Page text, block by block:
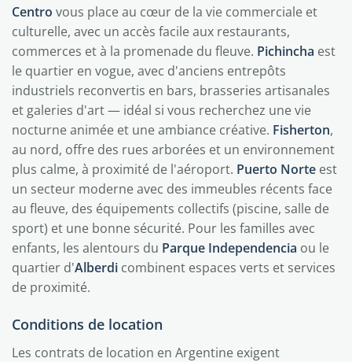
Centro vous place au cœur de la vie commerciale et
culturelle, avec un accès facile aux restaurants,
commerces et à la promenade du fleuve. Pichincha est
le quartier en vogue, avec d'anciens entrepôts
industriels reconvertis en bars, brasseries artisanales
et galeries d'art — idéal si vous recherchez une vie
nocturne animée et une ambiance créative. Fisherton,
au nord, offre des rues arborées et un environnement
plus calme, à proximité de l'aéroport. Puerto Norte est
un secteur moderne avec des immeubles récents face
au fleuve, des équipements collectifs (piscine, salle de
sport) et une bonne sécurité. Pour les familles avec
enfants, les alentours du Parque Independencia ou le
quartier d'Alberdi combinent espaces verts et services
de proximité.
Conditions de location
Les contrats de location en Argentine exigent